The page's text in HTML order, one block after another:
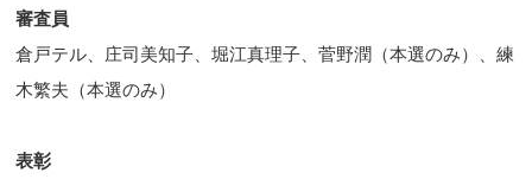
審査員
倉戸テル、庄司美知子、堀江真理子、菅野潤（本選のみ）、練
木繁夫（本選のみ）
表彰